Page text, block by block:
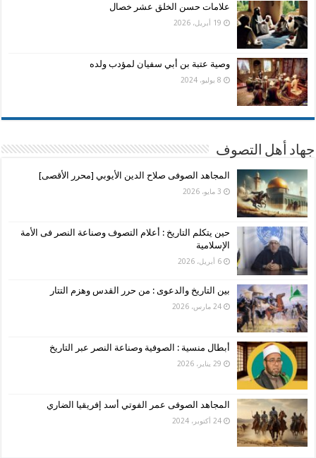
علامات حسن الخلق عشر خصال
19 أبريل، 2026
وصية عتبة بن أبي سفيان لمؤدب ولده
8 يوليو، 2024
جهاد أهل التصوف
المجاهد الصوفى صلاح الدين الأيوبي [محرر الأقصى]
3 مايو، 2026
حين يتكلم التاريخ : أعلام التصوف وصناعة النصر فى الأمة
الإسلامية
6 أبريل، 2026
بين التاريخ والدعوى : من حرر القدس وهزم التتار
24 مارس، 2026
أبطال منسية : الصوفية وصناعة النصر عبر التاريخ
29 يناير، 2026
المجاهد الصوفى عمر الفوتي أسد إفريقيا الضاري
24 أكتوبر، 2024